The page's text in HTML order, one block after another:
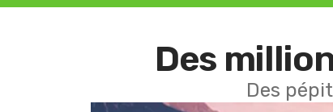
Des
Des